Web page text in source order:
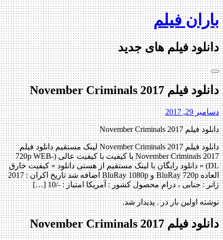
Skip
to
content
باران فیلم
دانلود فیلم های جدید
دانلود فیلم November Criminals 2017
دسامبر 29, 2017
دانلود فیلم November Criminals 2017
دانلود فیلم November Criminals 2017 لینک مستقیم دانلود فیلم
November Criminals 2017 با کیفیت با کیفیت عالی (720p WEB-
DL) « دانلود رایگان با لینک مستقیم از هستی دانلود » کیفیت خارق
العاده BluRay 720p و BluRay 1080p اضافه شد تاریخ اکران : 2017
ژانر : جنایی ، درام محصول کشور : آمریکا امتیاز : -/10 […]
نوشته اولین بار در . پدیدار شد.
دانلود فیلم November Criminals 2017